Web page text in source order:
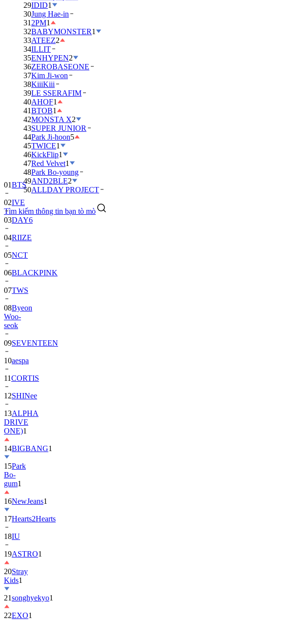
29IDID1
30Jung Hae-in
31 2PM1
32BABYMONSTER1
33ATEEZ2
34ILLIT
35ENHYPEN2
36ZEROBASEONE
37Kim Ji-won
38KiiiKiii
39LE SSERAFIM
40AHOF1
41BTOB1
42MONSTA X2
43SUPER JUNIOR
44Park Ji-hoon5
45TWICE1
46KickFlip1
47Red Velvet1
48Park Bo-young
49AND2BLE2
50ALLDAY PROJECT
Tìm kiếm thông tin bạn tò mò
01BTS
02IVE
03DAY6
04RIIZE
05NCT
06BLACKPINK
07TWS
08Byeon
Woo-
seok
09SEVENTEEN
10aespa
11CORTIS
12SHINee
13ALPHA
DRIVE
ONE)1
14BIGBANG1
15Park
Bo-
gum1
16NewJeans1
17Hearts2Hearts
18IU
19ASTRO1
20Stray
Kids1
21songhyekyo1
22EXO1